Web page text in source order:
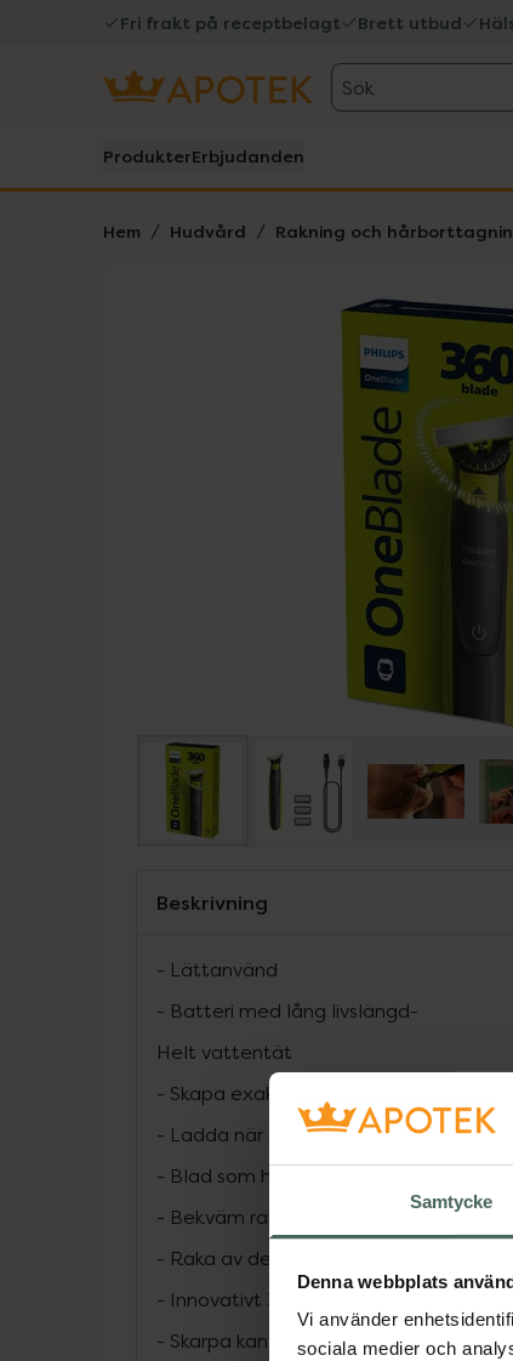
Samtycke
Denna webbplats
Vi använder
sociala medier och
Fri frakt på receptbelagt Brett utbud
Sök
ProdukterErbjudanden
Hem Hudvård Rakning och
Lista: . Innehåller 5 objekt.
Beskrivning
- Lättanvänd
- Batteri med lång livslängd-
Helt vattentät
- Skapa exakta kanter och skarpa linjer
- Ladda när som helst, var som helst
- Blad som håller länge
- Bekväm rakning
- Raka av det
- Innovativt 360-rakblad
- Skarpa kanter